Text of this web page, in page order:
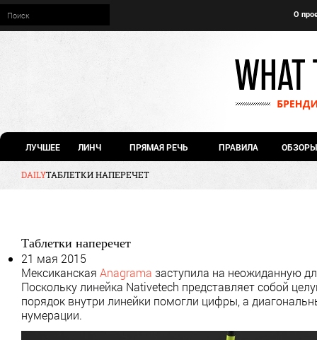
О
ЛУЧШЕЕ ЛИНЧ ПРЯМАЯ РЕЧЬ ПРАВИЛА ОБЗОРЫ
DAILYТАБЛЕТКИ НАПЕРЕЧЕТ
Таблетки наперечет
21 мая 2015
Мексиканская Anagrama заступила на неожиданную
Поскольку линейка Nativetech представляет собой
порядок внутри линейки помогли цифры, а
нумерации.